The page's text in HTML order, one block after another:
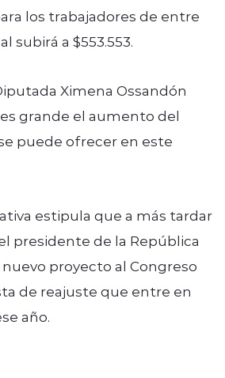
los trabajadores de entre
subirá a $553.553.
Ximena Ossandón
grande el aumento del
puede ofrecer en este
estipula que a más tardar
presidente de la República
proyecto al Congreso
de reajuste que entre en
año.